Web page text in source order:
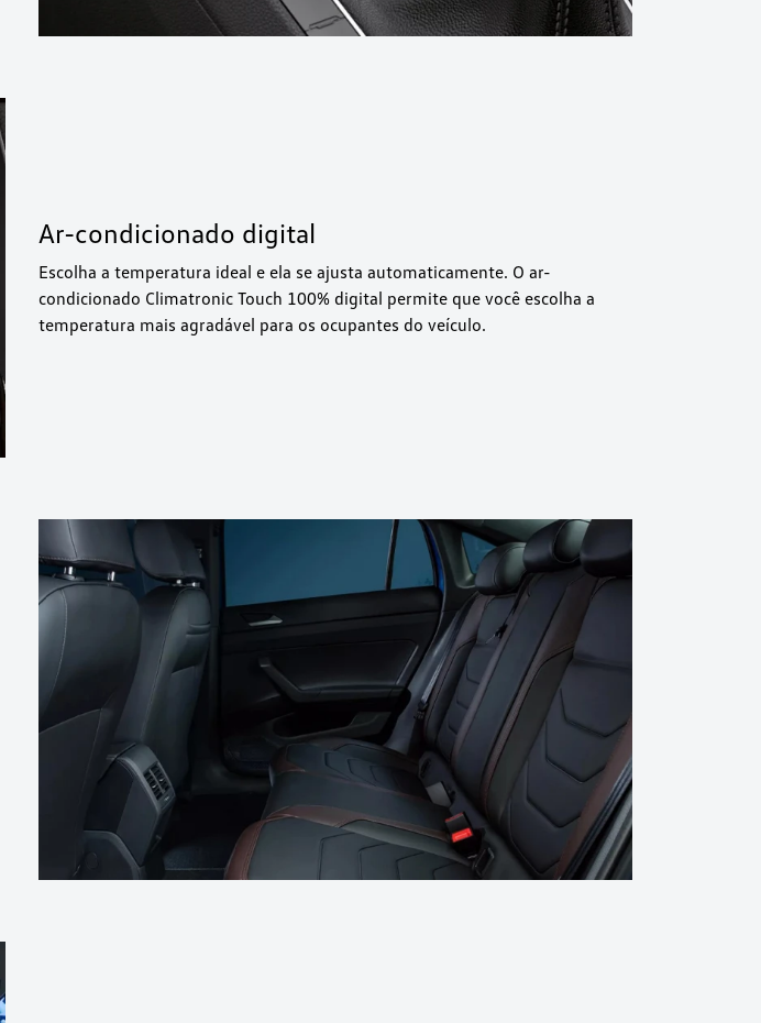
Ar-condicionado digital
Escolha a temperatura ideal e ela se ajusta automaticamente. O ar-
condicionado Climatronic Touch 100% digital permite que você escolha a
temperatura mais agradável para os ocupantes do veículo.